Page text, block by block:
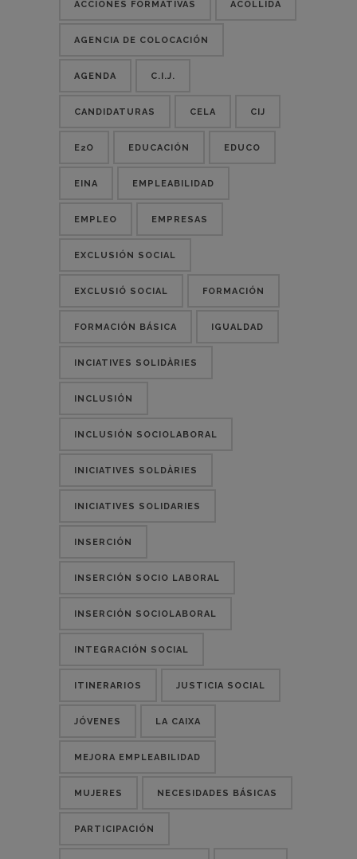
ACCIONES FORMATIVAS ACOLLIDA
AGENCIA DE COLOCACIÓN
AGENDA C.I.J.
CANDIDATURAS CELA CIJ
E2O EDUCACIÓN EDUCO
EINA EMPLEABILIDAD
EMPLEO EMPRESAS
EXCLUSIÓN SOCIAL
EXCLUSIÓ SOCIAL FORMACIÓN
FORMACIÓN BÁSICA IGUALDAD
INCIATIVES SOLIDÀRIES
INCLUSIÓN
INCLUSIÓN SOCIOLABORAL
INICIATIVES SOLDÀRIES
INICIATIVES SOLIDARIES
INSERCIÓN
INSERCIÓN SOCIO LABORAL
INSERCIÓN SOCIOLABORAL
INTEGRACIÓN SOCIAL
ITINERARIOS JUSTICIA SOCIAL
JÓVENES LA CAIXA
MEJORA EMPLEABILIDAD
MUJERES NECESIDADES BÁSICAS
PARTICIPACIÓN